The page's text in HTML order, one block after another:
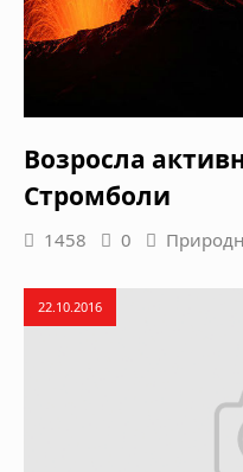
Возросла
Стромболи
1458 0
22.10.2016